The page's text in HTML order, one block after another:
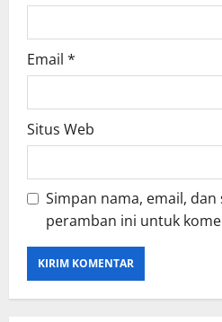
Email *
Situs Web
Simpan nama, email, dan
peramban ini untuk